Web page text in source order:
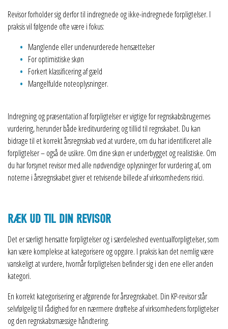
Revisor forholder sig derfor til indregnede og ikke-indregnede forpligtelser. I
praksis vil følgende ofte være i fokus:
Manglende eller undervurderede hensættelser
For optimistiske skøn
Forkert klassificering af gæld
Mangelfulde noteoplysninger.
Indregning og præsentation af forpligtelser er vigtige for regnskabsbrugernes
vurdering, herunder både kreditvurdering og tillid til regnskabet. Du kan
bidrage til et korrekt årsregnskab ved at vurdere, om du har identificeret alle
forpligtelser – også de usikre. Om dine skøn er underbygget og realistiske. Om
du har forsynet revisor med alle nødvendige oplysninger for vurdering af, om
noterne i årsregnskabet giver et retvisende billede af virksomhedens risici.
RÆK UD TIL DIN REVISOR
Det er særligt hensatte forpligtelser og i særdeleshed eventualforpligtelser, som
kan være komplekse at kategorisere og opgøre. I praksis kan det nemlig være
vanskeligt at vurdere, hvornår forpligtelsen befinder sig i den ene eller anden
kategori.
En korrekt kategorisering er afgørende for årsregnskabet. Din KP-revisor står
selvfølgelig til rådighed for en nærmere drøftelse af virksomhedens forpligtelser
og den regnskabsmæssige håndtering.